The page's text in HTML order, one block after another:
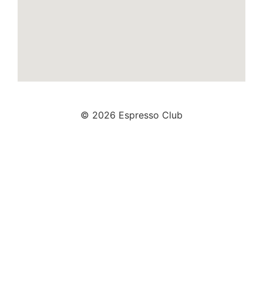
© 2026 Espresso Club